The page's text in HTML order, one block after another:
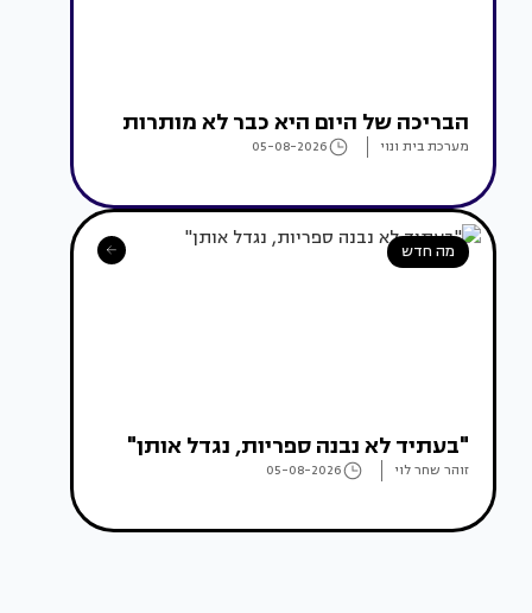
הבריכה של היום היא כבר לא מותרות
מערכת בית ונוי 05-08-2026
מה חדש
"בעתיד לא נבנה ספריות, נגדל אותן"
זוהר שחר לוי 05-08-2026